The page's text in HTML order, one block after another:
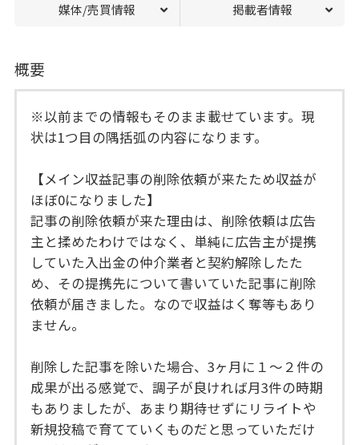
媒体/売買情報 掲載者情報
概要
※以前までの情報もそのまま載せています。現
状は1つ目の隅括弧の内容になります。
【メイン収益記事の削除依頼が来たため収益が
ほぼ0になりました】
記事の削除依頼が来た理由は、削除依頼は広告
主と揉めたわけではなく、単純に広告主が提携
していた入出金の仲介業者と契約解除したた
め、その提携先について書いていた記事に削除
依頼が届きました。なので収益はく奪等もあり
ません。
削除した記事を除いた場合、3ヶ月に１～２件の
成果が出る感覚で、調子が良ければ月3件の時期
もありましたが、あまり期待せずにリライトや
新規投稿で育てていくものだと思っていただけ